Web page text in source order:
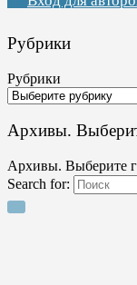
Рубрики
Рубрики
Архивы.
Архивы. Выберите
Search for: